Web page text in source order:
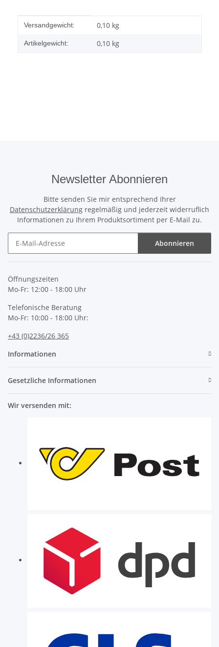
Produkteigenschaft
Wert
Versandgewicht: 0,10 kg
Artikelgewicht: 0,10 kg
Newsletter Abonnieren
Bitte senden Sie mir entsprechend Ihrer
Datenschutzerklärung regelmäßig und jederzeit widerruflich
Informationen zu Ihrem Produktsortiment per E-Mail zu.
Abonnieren
Öffnungszeiten
Mo-Fr: 12:00 - 18:00 Uhr
Telefonische Beratung
Mo-Fr: 10:00 - 18:00 Uhr:
+43 (0)2236/26 365
Informationen
Gesetzliche Informationen
Wir versenden mit: